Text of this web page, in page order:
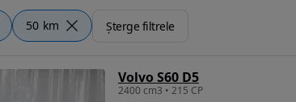
50 km Șterge filtrele
Volvo S60 D5
2400 cm3 • 215 CP